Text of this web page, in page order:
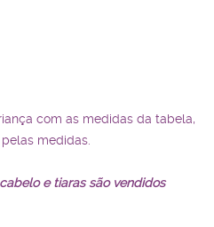
com as medidas da tabela,
medidas.
e tiaras são vendidos